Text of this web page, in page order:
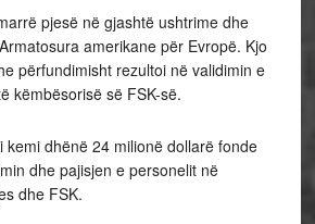
pjesë në gjashtë ushtrime dhe
amerikane për Evropë. Kjo
përfundimisht rezultoi në validimin e
këmbësorisë së FSK-së.
kemi dhënë 24 milionë dollarë fonde
dhe pajisjen e personelit në
dhe FSK.